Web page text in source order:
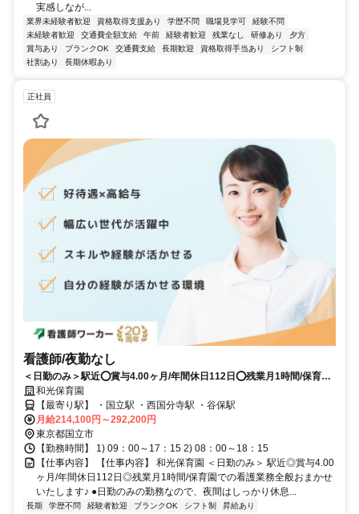
実感しなが...
業界未経験者歓迎 資格取得支援あり 学歴不問 職場見学可
経験不問
未経験者歓迎
交通費全額支給 午前 経験者歓迎 残業なし 研修あり
夕方
賞与あり
ブランクOK 交通費支給 長期歓迎 資格取得手当あり
シフト制
社割あり
長期休暇あり
正社員
看護師/夜勤なし
＜日勤のみ＞駅近⭕賞与4.00ヶ月/年間休日112日⭕残業月1時間/保育園
での看護業務全般おまかせいたします✨
和光保育園
【最寄り駅】 ・国立駅 ・西国分寺駅 ・谷保駅
月給214,100円～292,200円
東京都国立市
【勤務時間】 1) 09：00～17：15 2) 08：00～18：15
【仕事内容】 【仕事内容】 和光保育園 ＜日勤のみ＞ 駅近◎賞与4.00
ヶ月/年間休日112日◎残業月1時間/保育園での看護業務全般おまかせ
いたします♪ ●日勤のみの勤務なので、夜間はしっかり休息...
長期 学歴不問 経験者歓迎 ブランクOK シフト制 昇給あり